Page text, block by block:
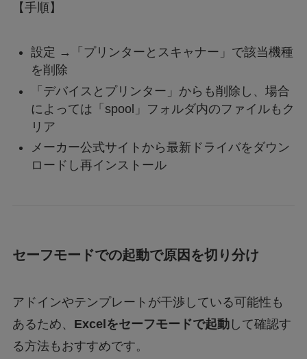
【手順】
設定 →「プリンターとスキャナー」で該当機種
を削除
「デバイスとプリンター」からも削除し、場合
によっては「spool」フォルダ内のファイルもク
リア
メーカー公式サイトから最新ドライバをダウン
ロードし再インストール
セーフモードでの起動で原因を切り分け
アドインやテンプレートが干渉している可能性も
あるため、 Excelをセーフモードで起動して確認す
る方法もおすすめです。